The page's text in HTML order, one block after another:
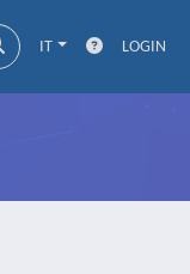
IT LOGIN